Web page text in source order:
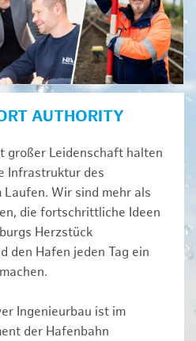
AUTHORITY
großer Leidenschaft halten
Infrastruktur des
Laufen. Wir sind mehr als
die fortschrittliche Ideen
Herzstück
den Hafen jeden Tag ein
Ingenieurbau ist im
der Hafenbahn